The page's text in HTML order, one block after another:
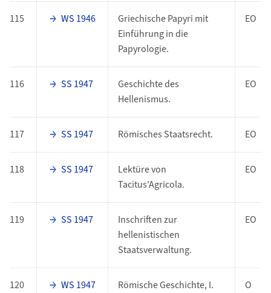
115 WS 1946
Griechische Papyri mit
Einführung in die
Papyrologie.
EO
116 SS 1947
Geschichte des
Hellenismus.
EO
117 SS 1947 Römisches Staatsrecht. EO
118 SS 1947
Lektüre von
Tacitus'Agricola.
EO
119 SS 1947
Inschriften zur
hellenistischen
Staatsverwaltung.
EO
120 WS 1947
Römische Geschichte, I.
O